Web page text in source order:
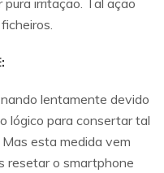
lentamente devido
lógico para consertar tal
esta medida vem
resetar o smartphone